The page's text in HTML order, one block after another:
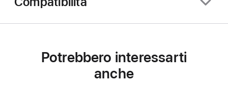
Potrebbero interessarti
anche